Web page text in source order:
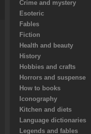
Crime and mystery
Esoteric
Fables
Fiction
Health and beauty
History
Hobbies and crafts
Horrors and suspense
How to books
Iconography
Kitchen and diets
Language dictionaries
Legends and fables